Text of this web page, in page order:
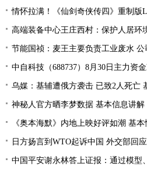
情怀拉满！《仙剑奇侠传四》重制版
高端装备中心王庄西村：保护人居环
节能国祯：麦王主要负责工业废水 公司旗下智
中自科技（688737）8月30日主力资
乌媒：基辅遭俄方袭击 已致2人死亡
神秘人官方晒李梦数据 基本信息讲解
《奥本海默》内地上映好评如潮 基
日方扬言到WTO起诉中国 外交部回
中国平安谢永林答上证报：通过模型、技术降低金融服务